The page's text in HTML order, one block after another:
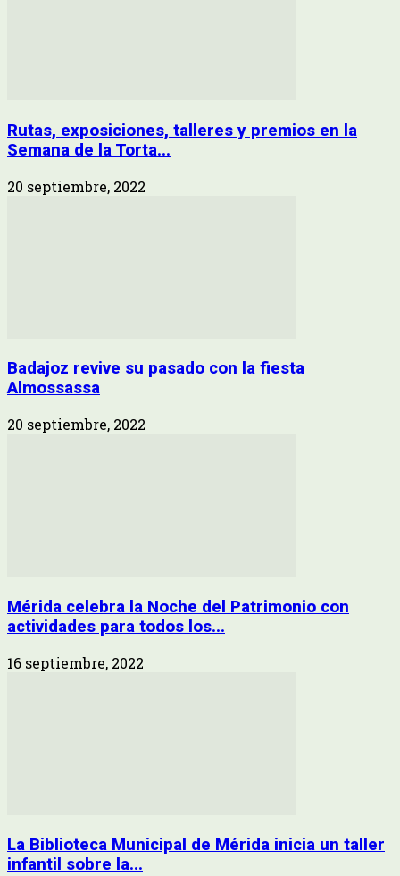
Rutas, exposiciones, talleres y premios en la
Semana de la Torta...
20 septiembre, 2022
Badajoz revive su pasado con la fiesta
Almossassa
20 septiembre, 2022
Mérida celebra la Noche del Patrimonio con
actividades para todos los...
16 septiembre, 2022
La Biblioteca Municipal de Mérida inicia un taller
infantil sobre la...